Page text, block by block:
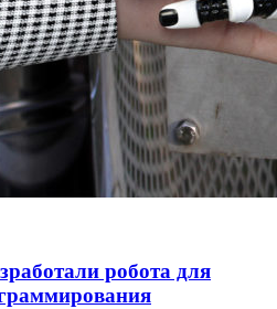
робота для